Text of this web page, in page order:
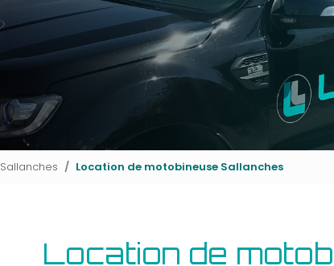
Sallanches Location de motobineuse Sallanches
Location de